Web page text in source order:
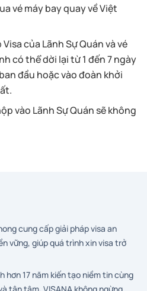
vé máy bay quay về Việt
của Lãnh Sự Quán và vé
có thể dời lại từ 1 đến 7 ngày
đầu hoặc vào đoàn khởi
vào Lãnh Sự Quán sẽ không
cung cấp giải pháp visa an
vững, giúp quá trình xin visa trở
17 năm kiến tạo niềm tin cùng
tận tâm, VISANA không ngừng